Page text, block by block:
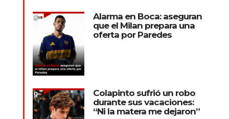
Alarma en Boca: aseguran
que el Milan prepara una
oferta por Paredes
Colapinto sufrió un robo
durante sus vacaciones:
“Ni la matera me dejaron”